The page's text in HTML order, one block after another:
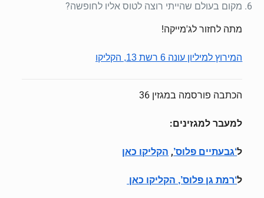
מקום בעולם שהייתי רוצה לטוס אליו לחופשה?
מתה לחזור לג'מייקה!
המירוץ למיליון עונה 6 רשת 13, הקליקו
הכתבה פורסמה במגזין 36
למעבר למגזינים:
ל‘גבעתיים פלוס’, הקליקו כאן
ל‘רמת גן פלוס’, הקליקו כאן